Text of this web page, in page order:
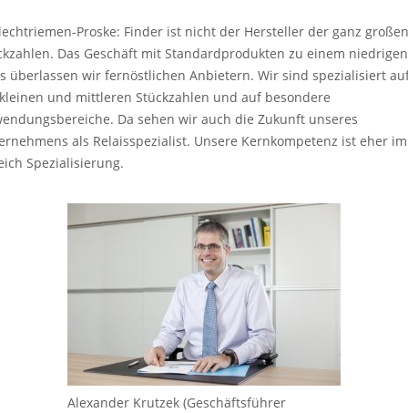
Proske: Finder ist nicht der Hersteller der ganz großen
Das Geschäft mit Standardprodukten zu einem niedrigen
überlassen wir fernöstlichen Anbietern. Wir sind spezialisiert
und mittleren Stückzahlen und auf besondere
Da sehen wir auch die Zukunft unseres
als Relaisspezialist. Unsere Kernkompetenz ist eher im
Spezialisierung.
Alexander Krutzek (Geschäftsführer